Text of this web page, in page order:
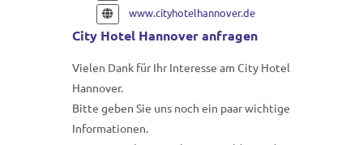
www.cityhotelhannover.de
City Hotel Hannover anfragen
Vielen Dank für Ihr Interesse am City Hotel
Hannover.
Bitte geben Sie uns noch ein paar wichtige
Informationen.